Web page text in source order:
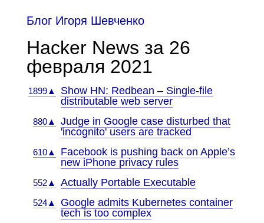
Блог Игоря Шевченко
Hacker News за 26
февраля 2021
1899▲
Show HN: Redbean – Single-file
distributable web server
880▲
Judge in Google case disturbed that
'incognito' users are tracked
610▲
Facebook is pushing back on Apple’s
new iPhone privacy rules
552▲ Actually Portable Executable
524▲
Google admits Kubernetes container
tech is too complex